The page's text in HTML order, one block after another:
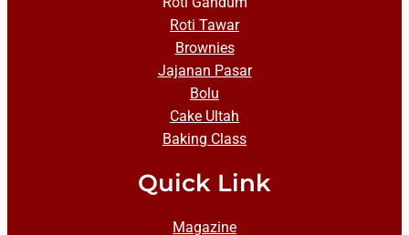
Roti Tawar
Brownies
Jajanan Pasar
Bolu
Cake Ultah
Baking Class
Quick Link
Magazine